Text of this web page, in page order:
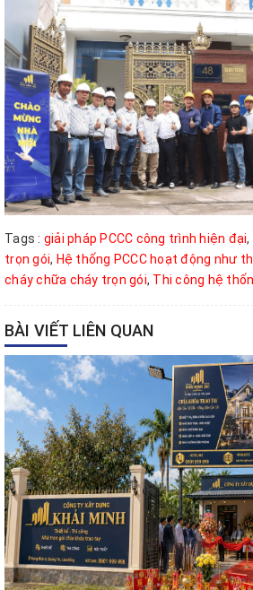
Tags : giải pháp PCCC công trình hiện đại,
trọn gói, Hệ thống PCCC hoạt động như
cháy chữa cháy trọn gói, Thi công hệ
BÀI VIẾT LIÊN QUAN